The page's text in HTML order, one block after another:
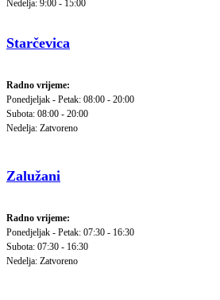
Nedelja: 9:00 - 15:00
Starčevica
Radno vrijeme:
Ponedjeljak - Petak: 08:00 - 20:00
Subota: 08:00 - 20:00
Nedelja: Zatvoreno
Zalužani
Radno vrijeme:
Ponedjeljak - Petak: 07:30 - 16:30
Subota: 07:30 - 16:30
Nedelja: Zatvoreno